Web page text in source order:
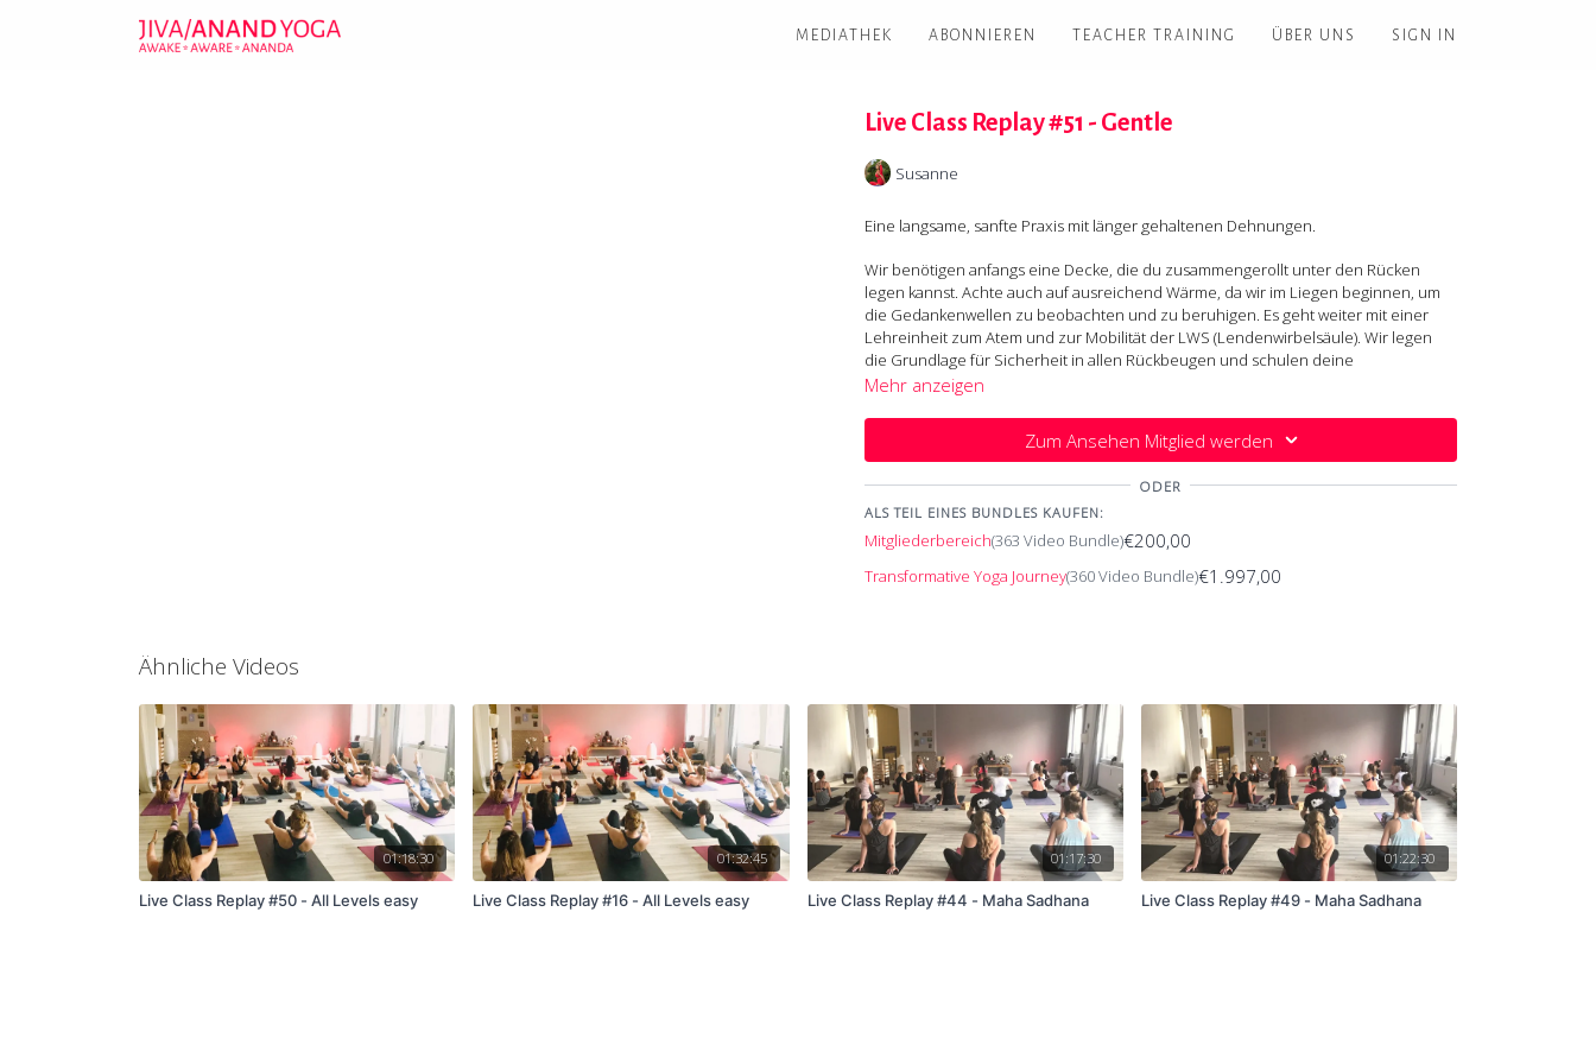
MEDIATHEK ABONNIEREN TEACHER TRAINING ÜBER UNS SIGN IN
Live Class Replay #51 - Gentle
Susanne
Eine langsame, sanfte Praxis mit länger gehaltenen Dehnungen.
Wir benötigen anfangs eine Decke, die du zusammengerollt unter den Rücken
legen kannst. Achte auch auf ausreichend Wärme, da wir im Liegen beginnen, um
die Gedankenwellen zu beobachten und zu beruhigen. Es geht weiter mit einer
Lehreinheit zum Atem und zur Mobilität der LWS (Lendenwirbelsäule). Wir legen
die Grundlage für Sicherheit in allen Rückbeugen und schulen deine
Wahrnehmung für die Aufrichtung im Becken. Darüber hinaus gibt es interessante
Freu dich auf eine entspannte aber konzentrierte Praxis.
Hilfsmittel: Kissenrolle oder ausreichend grosse Decke zum Falten.
Mehr anzeigen
Zum Ansehen Mitglied werden
ODER
ALS TEIL EINES BUNDLES KAUFEN:
Mitgliederbereich(363 Video Bundle)€200,00
Transformative Yoga Journey(360 Video Bundle)€1.997,00
Ähnliche Videos
01:18:30
Live Class Replay #50 - All Levels easy
01:32:45
Live Class Replay #16 - All Levels easy
01:17:30
Live Class Replay #44 - Maha Sadhana
01:22:30
Live Class Replay #49 - Maha Sadhana